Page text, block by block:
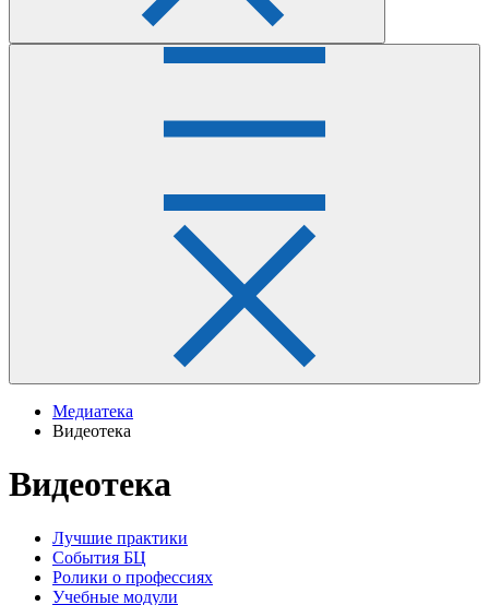
Медиатека
Видеотека
Видеотека
Лучшие практики
События БЦ
Ролики о профессиях
Учебные модули